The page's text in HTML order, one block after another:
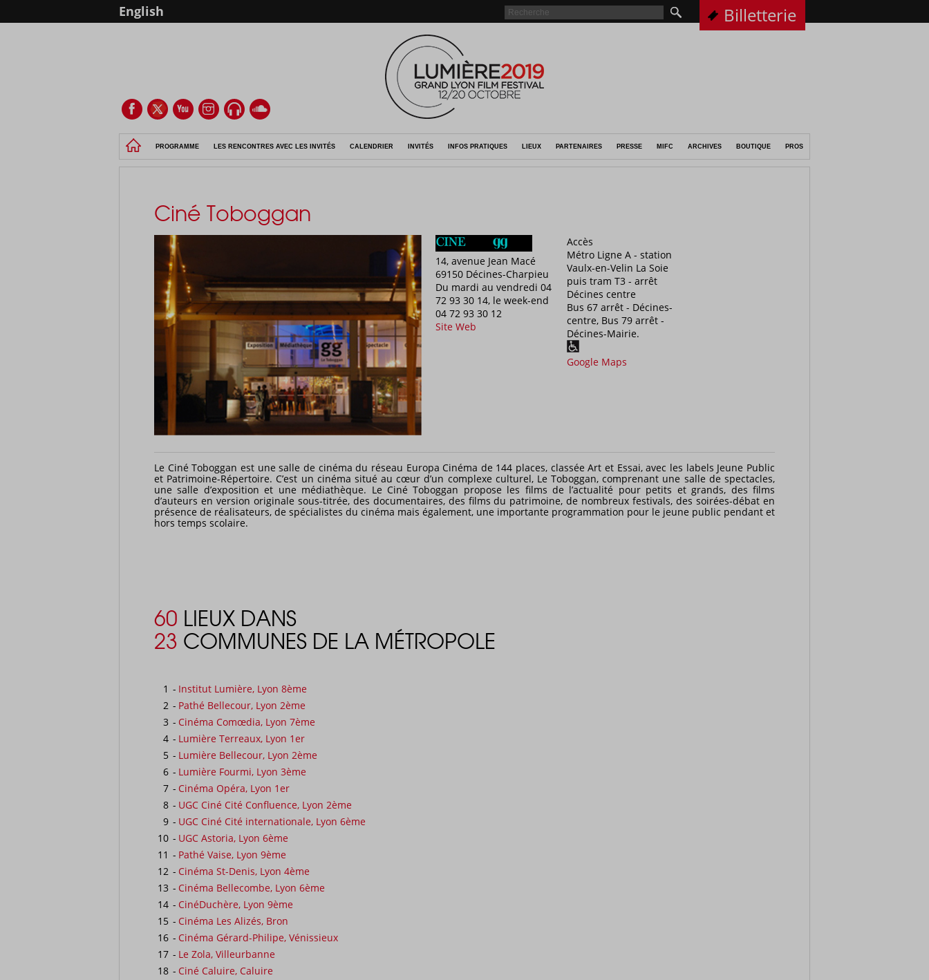
English Billetterie
PROGRAMME LES RENCONTRES AVEC LES INVITÉS CALENDRIER INVITÉS INFOS PRATIQUES LIEUX PARTENAIRES PRESSE MIFC ARCHIVES BOUTIQUE PROS
Ciné Toboggan
14, avenue Jean Macé
69150 Décines-Charpieu
Du mardi au vendredi 04
72 93 30 14, le week-end
04 72 93 30 12
Site Web
Accès
Métro Ligne A - station
Vaulx-en-Velin La Soie
puis tram T3 - arrêt
Décines centre
Bus 67 arrêt - Décines-
centre, Bus 79 arrêt -
Décines-Mairie.
Google Maps
Le Ciné Toboggan est une salle de cinéma du réseau Europa Cinéma de 144 places, classée Art et Essai, avec les labels Jeune Public
et Patrimoine-Répertoire. C’est un cinéma situé au cœur d’un complexe culturel, Le Toboggan, comprenant une salle de spectacles,
une salle d’exposition et une médiathèque. Le Ciné Toboggan propose les films de l’actualité pour petits et grands, des films
d’auteurs en version originale sous-titrée, des documentaires, des films du patrimoine, de nombreux festivals, des soirées-débat en
présence de réalisateurs, de spécialistes du cinéma mais également, une importante programmation pour le jeune public pendant et
hors temps scolaire.
60 LIEUX DANS
23 COMMUNES DE LA MÉTROPOLE
1 - Institut Lumière, Lyon 8ème
2 - Pathé Bellecour, Lyon 2ème
3 - Cinéma Comœdia, Lyon 7ème
4 - Lumière Terreaux, Lyon 1er
5 - Lumière Bellecour, Lyon 2ème
6 - Lumière Fourmi, Lyon 3ème
7 - Cinéma Opéra, Lyon 1er
8 - UGC Ciné Cité Confluence, Lyon 2ème
9 - UGC Ciné Cité internationale, Lyon 6ème
10 - UGC Astoria, Lyon 6ème
11 - Pathé Vaise, Lyon 9ème
12 - Cinéma St-Denis, Lyon 4ème
13 - Cinéma Bellecombe, Lyon 6ème
14 - CinéDuchère, Lyon 9ème
15 - Cinéma Les Alizés, Bron
16 - Cinéma Gérard-Philipe, Vénissieux
17 - Le Zola, Villeurbanne
18 - Ciné Caluire, Caluire